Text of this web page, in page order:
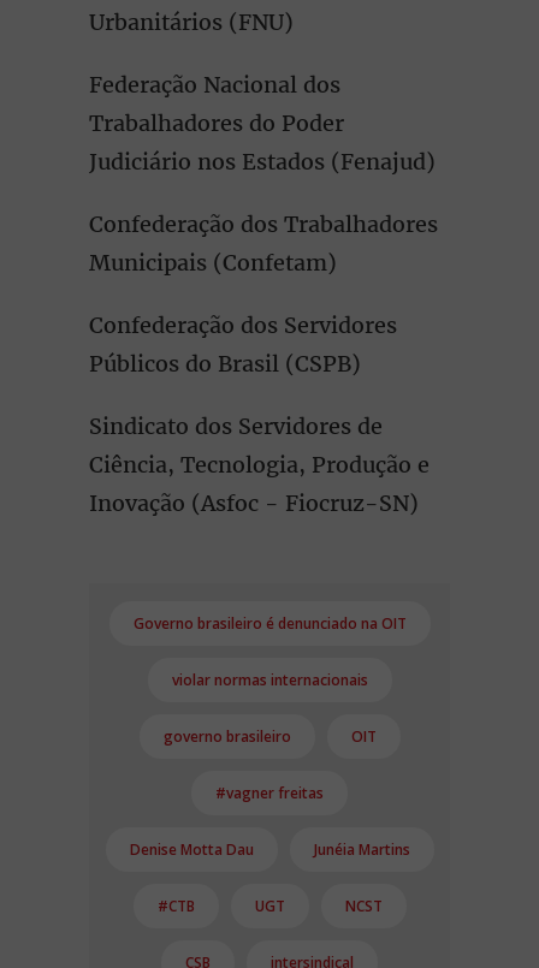
Urbanitários (FNU)
Federação Nacional dos
Trabalhadores do Poder
Judiciário nos Estados (Fenajud)
Confederação dos Trabalhadores
Municipais (Confetam)
Confederação dos Servidores
Públicos do Brasil (CSPB)
Sindicato dos Servidores de
Ciência, Tecnologia, Produção e
Inovação (Asfoc - Fiocruz-SN)
Governo brasileiro é denunciado na OIT
violar normas internacionais
governo brasileiro OIT
#vagner freitas
Denise Motta Dau Junéia Martins
#CTB UGT NCST
CSB intersindical